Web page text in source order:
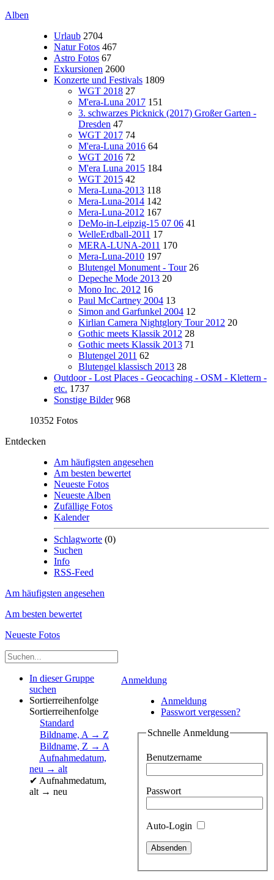
Alben
Urlaub 2704
Natur Fotos 467
Astro Fotos 67
Exkursionen 2600
Konzerte und Festivals 1809
WGT 2018 27
M'era-Luna 2017 151
3. schwarzes Picknick (2017) Großer Garten -
Dresden 47
WGT 2017 74
M'era-Luna 2016 64
WGT 2016 72
M'era Luna 2015 184
WGT 2015 42
Mera-Luna-2013 118
Mera-Luna-2014 142
Mera-Luna-2012 167
DeMo-in-Leipzig-15 07 06 41
WelleErdball-2011 17
MERA-LUNA-2011 170
Mera-Luna-2010 197
Blutengel Monument - Tour 26
Depeche Mode 2013 20
Mono Inc. 2012 16
Paul McCartney 2004 13
Simon and Garfunkel 2004 12
Kirlian Camera Nightglory Tour 2012 20
Gothic meets Klassik 2012 28
Gothic meets Klassik 2013 71
Blutengel 2011 62
Blutengel klassisch 2013 28
Outdoor - Lost Places - Geocaching - OSM - Klettern -
etc. 1737
Sonstige Bilder 968
10352 Fotos
Entdecken
Am häufigsten angesehen
Am besten bewertet
Neueste Fotos
Neueste Alben
Zufällige Fotos
Kalender
Schlagworte (0)
Suchen
Info
RSS-Feed
Am häufigsten angesehen
Am besten bewertet
Neueste Fotos
Anmeldung
Anmeldung
Passwort vergessen?
Schnelle Anmeldung
Benutzername
Passwort
Auto-Login
In dieser Gruppe
suchen
Sortierreihenfolge
Sortierreihenfolge
Standard
Bildname, A → Z
Bildname, Z → A
Aufnahmedatum,
neu → alt
✔ Aufnahmedatum,
alt → neu